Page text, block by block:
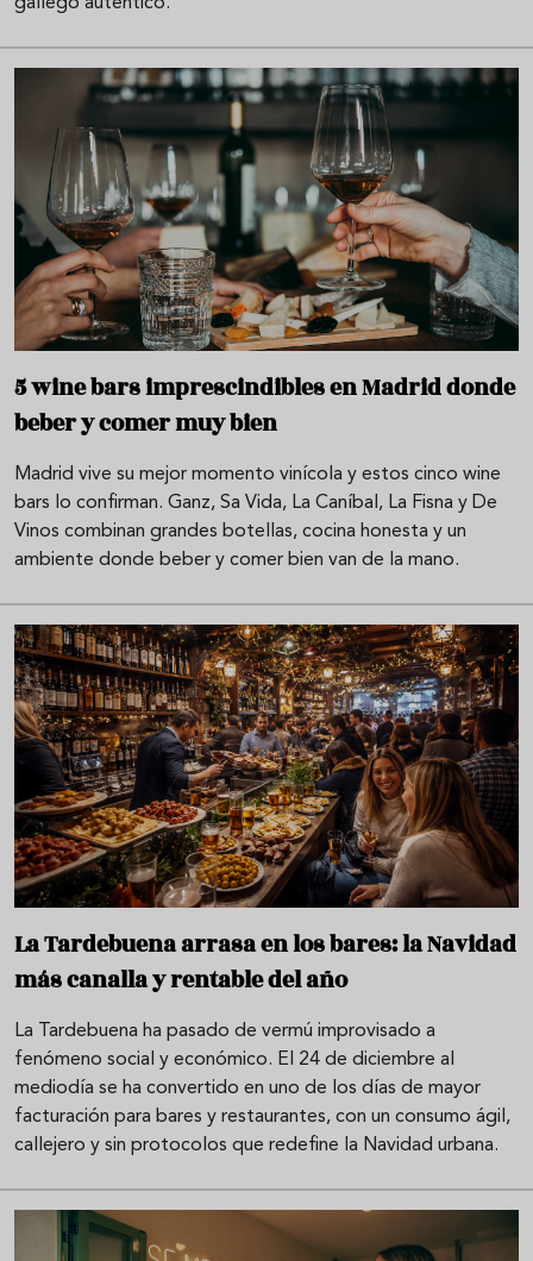
5 wine bars imprescindibles en Madrid donde
beber y comer muy bien
Madrid vive su mejor momento vinícola y estos cinco wine
bars lo confirman. Ganz, Sa Vida, La Caníbal, La Fisna y De
Vinos combinan grandes botellas, cocina honesta y un
ambiente donde beber y comer bien van de la mano.
La Tardebuena arrasa en los bares: la Navidad
más canalla y rentable del año
La Tardebuena ha pasado de vermú improvisado a
fenómeno social y económico. El 24 de diciembre al
mediodía se ha convertido en uno de los días de mayor
facturación para bares y restaurantes, con un consumo ágil,
callejero y sin protocolos que redefine la Navidad urbana.